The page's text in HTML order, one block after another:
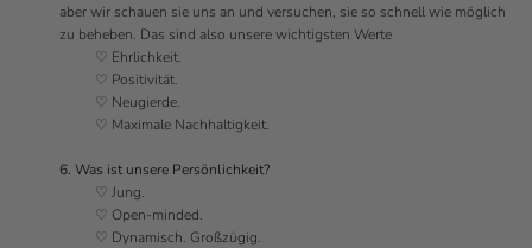
aber wir schauen sie uns an und versuchen, sie so schnell wie möglich
zu beheben. Das sind also unsere wichtigsten Werte
♡ Ehrlichkeit.
♡ Positivität.
♡ Neugierde.
♡ Maximale Nachhaltigkeit.
6. Was ist unsere Persönlichkeit?
♡ Jung.
♡ Open-minded.
♡ Dynamisch. Großzügig.